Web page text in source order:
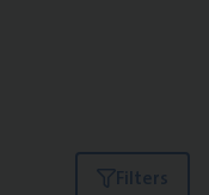
Filters